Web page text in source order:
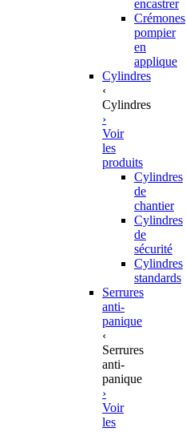
encastrer
Crémones
pompier
en
applique
Cylindres
‹
Cylindres
›
Voir
les
produits
Cylindres
de
chantier
Cylindres
de
sécurité
Cylindres
standards
Serrures
anti-
panique
‹
Serrures
anti-
panique
›
Voir
les